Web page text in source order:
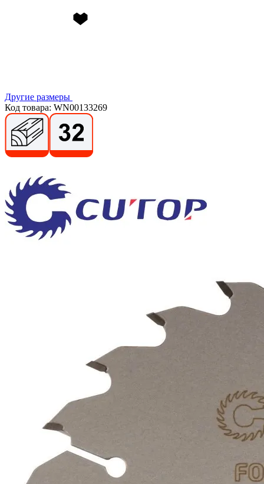
Другие размеры
Код товара: WN00133269